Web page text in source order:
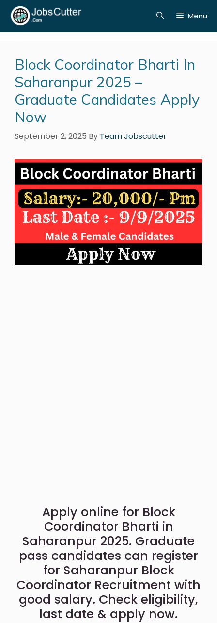
Menu
Block Coordinator Bharti In
Saharanpur 2025 –
Graduate Candidates Apply
Now
September 2, 2025 By Team Jobscutter
Apply online for Block
Coordinator Bharti in
Saharanpur 2025. Graduate
pass candidates can register
for Saharanpur Block
Coordinator Recruitment with
good salary. Check eligibility,
last date & apply now.